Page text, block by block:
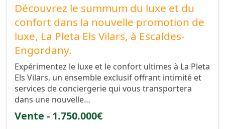
Découvrez le summum du luxe et du
confort dans la nouvelle promotion de
luxe, La Pleta Els Vilars, à Escaldes-
Engordany.
Expérimentez le luxe et le confort ultimes à La Pleta
Els Vilars, un ensemble exclusif offrant intimité et
services de conciergerie qui vous transportera
dans une nouvelle…
Vente - 1.750.000€